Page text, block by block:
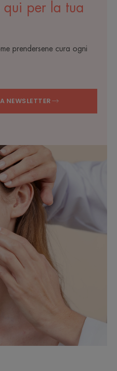
qui per la tua
prendersene cura ogni
NEWSLETTER